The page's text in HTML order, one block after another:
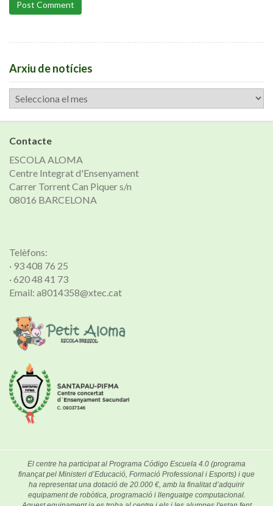
Post Comment
Arxiu de notícies
Arxiu
de
notícies
Contacte
ESCOLA ALOMA
Centre Integrat d'Ensenyament
Carrer Torrent Can Piquer s/n
08016 BARCELONA
Telèfons:
· 93 408 76 25
· 620 48 41 73
Email: a8014358@xtec.cat
El centre ha participat al Programa Código Escuela 4.0 (programa
finançat pel Ministeri d’Educació, Formació Professional i Esports) i que
ha representat una dotació de 20.000 €, amb la finalitat d’adquirir
equipament de robòtica, programació i llenguatge computacional.